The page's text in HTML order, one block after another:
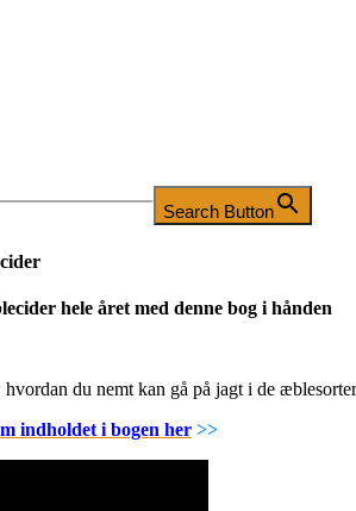
Search Button
hele året med denne bog i hånden
du nemt kan gå på jagt i de
indholdet i bogen her >>